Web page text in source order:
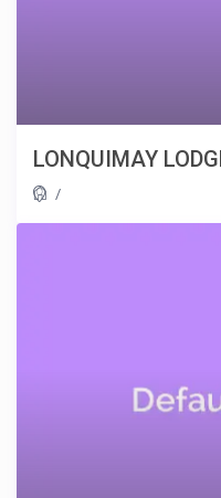
LONQUIMAY
/